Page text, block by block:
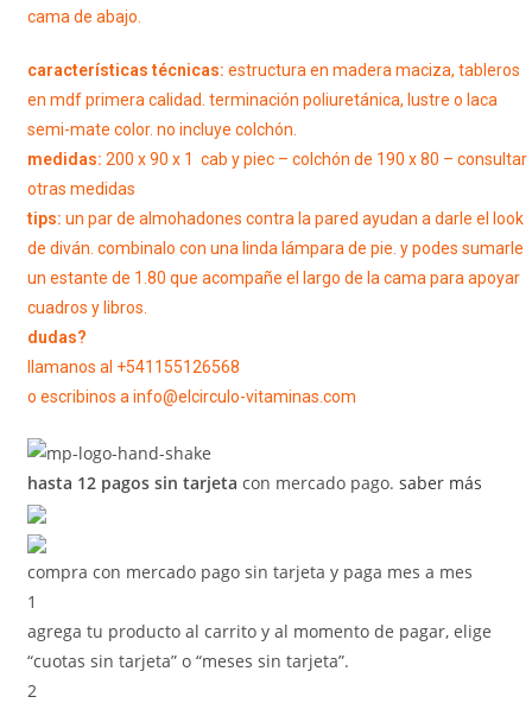
cama de abajo.
características técnicas: estructura en madera maciza, tableros
en mdf primera calidad. terminación poliuretánica, lustre o laca
semi-mate color. no incluye colchón.
medidas: 200 x 90 x 1 cab y piec – colchón de 190 x 80 – consultar
otras medidas
tips: un par de almohadones contra la pared ayudan a darle el look
de diván. combinalo con una linda lámpara de pie. y podes sumarle
un estante de 1.80 que acompañe el largo de la cama para apoyar
cuadros y libros.
dudas?
llamanos al +541155126568
o escribinos a info@elcirculo-vitaminas.com
hasta 12 pagos sin tarjeta con mercado pago. saber más
compra con mercado pago sin tarjeta y paga mes a mes
1
agrega tu producto al carrito y al momento de pagar, elige
“cuotas sin tarjeta” o “meses sin tarjeta”.
2